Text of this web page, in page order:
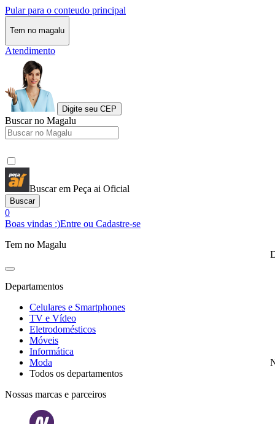
Pular para o conteudo principal
Tem no magalu
Atendimento
Digite seu CEP
Buscar no Magalu
Buscar em Peça ai Oficial
Buscar
0
Boas vindas :)Entre ou Cadastre-se
Tem no Magalu
Departamentos
Celulares e Smartphones
TV e Vídeo
Eletrodomésticos
Móveis
Informática
Moda
Todos os departamentos
Nossas marcas e parceiros